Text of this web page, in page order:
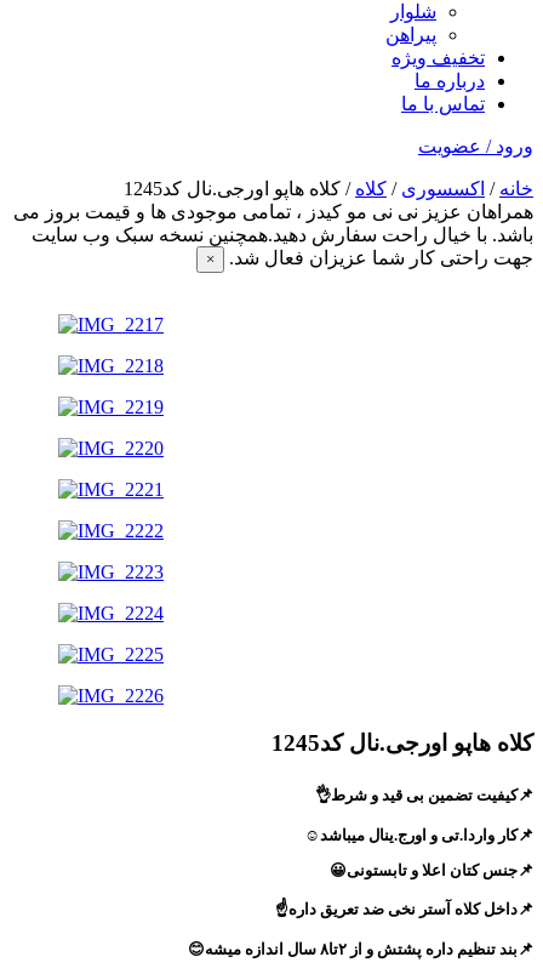
شلوار
پیراهن
تخفیف ویژه
درباره ما
تماس با ما
ورود / عضویت
خانه / اکسسوری / کلاه / کلاه هاپو اورجی.نال کد1245
همراهان عزیز نی نی مو کیدز ، تمامی موجودی ها و قیمت بروز می
باشد. با خیال راحت سفارش دهید.همچنین نسخه سبک وب سایت
جهت راحتی کار شما عزیزان فعال شد.
×
کلاه هاپو اورجی.نال کد1245
📌کیفیت تضمین بی قید و شرط👌
📌کار واردا.تی و اورج.ینال میباشد☺️
📌جنس کتان اعلا و تابستونی😀
📌داخل کلاه آستر نخی ضد تعریق داره☝️
📌بند تنظیم داره پشتش و از ۲تا۸ سال اندازه میشه😊